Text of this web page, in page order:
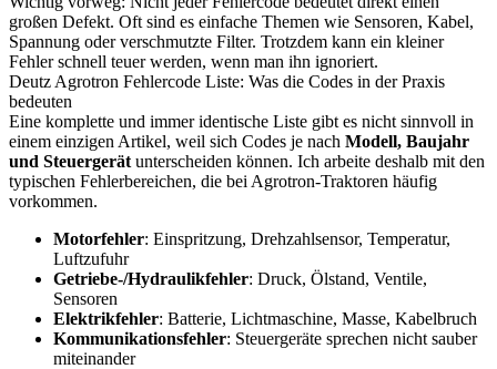
großen Defekt. Oft sind es einfache Themen wie Sensoren, Kabel,
Spannung oder verschmutzte Filter. Trotzdem kann ein kleiner
Fehler schnell teuer werden, wenn man ihn ignoriert.
Deutz Agrotron Fehlercode Liste: Was die Codes in der Praxis
bedeuten
Eine komplette und immer identische Liste gibt es nicht sinnvoll in
einem einzigen Artikel, weil sich Codes je nach Modell, Baujahr
und Steuergerät unterscheiden können. Ich arbeite deshalb mit den
typischen Fehlerbereichen, die bei Agrotron-Traktoren häufig
vorkommen.
Motorfehler: Einspritzung, Drehzahlsensor, Temperatur,
Luftzufuhr
Getriebe-/Hydraulikfehler: Druck, Ölstand, Ventile,
Sensoren
Elektrikfehler: Batterie, Lichtmaschine, Masse, Kabelbruch
Kommunikationsfehler: Steuergeräte sprechen nicht sauber
miteinander